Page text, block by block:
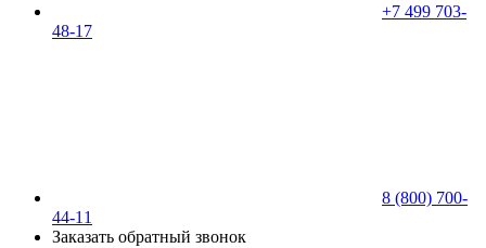
+7 499 703-
48-17
8 (800) 700-
44-11
Заказать обратный звонок